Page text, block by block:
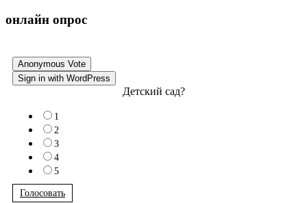
онлайн опрос
Anonymous Vote
Sign in with WordPress
Детский сад?
1
2
3
4
5
Голосовать